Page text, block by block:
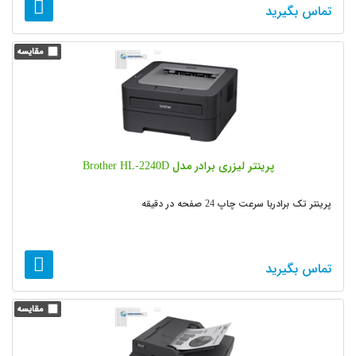
تماس بگیرید
پرینتر لیزری برادر مدل Brother HL-2240D
پرینتر تک برادربا سرعت چاپ 24 صفحه در دقیقه
تماس بگیرید